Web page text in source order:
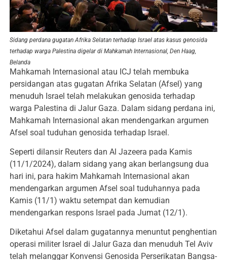
Sidang perdana gugatan Afrika Selatan terhadap Israel atas kasus genosida
terhadap warga Palestina digelar di Mahkamah Internasional, Den Haag,
Belanda
Mahkamah Internasional atau ICJ telah membuka
persidangan atas gugatan Afrika Selatan (Afsel) yang
menuduh Israel telah melakukan genosida terhadap
warga Palestina di Jalur Gaza. Dalam sidang perdana ini,
Mahkamah Internasional akan mendengarkan argumen
Afsel soal tuduhan genosida terhadap Israel.
Seperti dilansir Reuters dan Al Jazeera pada Kamis
(11/1/2024), dalam sidang yang akan berlangsung dua
hari ini, para hakim Mahkamah Internasional akan
mendengarkan argumen Afsel soal tuduhannya pada
Kamis (11/1) waktu setempat dan kemudian
mendengarkan respons Israel pada Jumat (12/1).
Diketahui Afsel dalam gugatannya menuntut penghentian
operasi militer Israel di Jalur Gaza dan menuduh Tel Aviv
telah melanggar Konvensi Genosida Perserikatan Bangsa-